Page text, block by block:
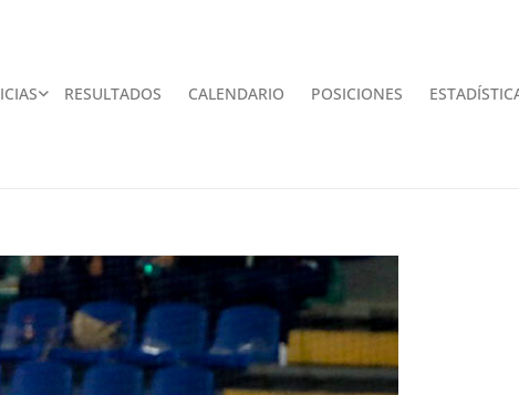
RESULTADOS CALENDARIO POSICIONES